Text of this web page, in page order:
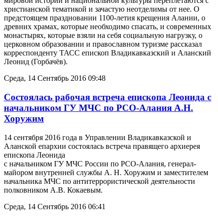
христианской тематикой и зачастую неотделимы от нее. О
предстоящем праздновании 1100-летия крещения Алании, о
древних храмах, которые необходимо спасать, и современных
монастырях, которые взяли на себя социальную нагрузку, о
церковном образовании и православном туризме рассказал
корреспонденту ТАСС епископ Владикавказский и Аланский
Леонид (Горбачёв).
Среда, 14 Сентябрь 2016 09:48
Состоялась рабочая встреча епископа Леонида с
начальником ГУ МЧС по РСО-Алания А.Н.
Хоружим
14 сентября 2016 года в Управлении Владикавказской и
Аланской епархии состоялась встреча правящего архиерея
епископа Леонида
с начальником ГУ МЧС России по РСО-Алания, генерал-
майором внутренней службы А. Н. Хоружим и заместителем
начальника МЧС по антитеррористической деятельности
полковником А.В. Кокаевым.
Среда, 14 Сентябрь 2016 06:41